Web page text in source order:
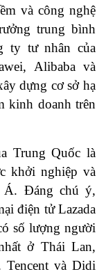
và công nghệ
trung bình
ty tư nhân của
Alibaba và
dựng cơ sở hạ
kinh doanh trên
Trung Quốc là
khởi nghiệp và
Á. Đáng chú ý,
điện tử Lazada
số lượng người
ở Thái Lan,
Tencent và Didi